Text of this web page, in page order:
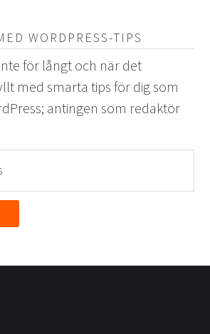
WORDPRESS-TIPS
för långt och när det
med smarta tips för dig som
antingen som redaktör